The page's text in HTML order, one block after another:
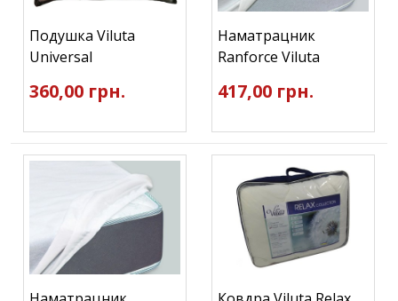
Подушка Viluta
Universal
360,00 грн.
Наматрацник
Ranforce Viluta
417,00 грн.